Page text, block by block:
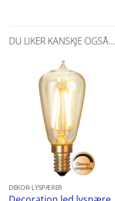
DU LIKER KANSKJE OGSÅ…
DEKOR-LYSPÆRER